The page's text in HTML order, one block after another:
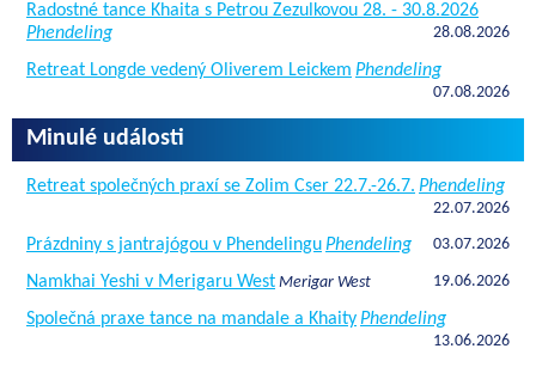
Radostné tance Khaita s Petrou Zezulkovou 28. - 30.8.2026
Phendeling
28.08.2026
Retreat Longde vedený Oliverem Leickem Phendeling
07.08.2026
Minulé události
Retreat společných praxí se Zolim Cser 22.7.-26.7. Phendeling
22.07.2026
Prázdniny s jantrajógou v PhendelinguPhendeling 03.07.2026
Namkhai Yeshi v Merigaru West Merigar West 19.06.2026
Společná praxe tance na mandale a KhaityPhendeling
13.06.2026